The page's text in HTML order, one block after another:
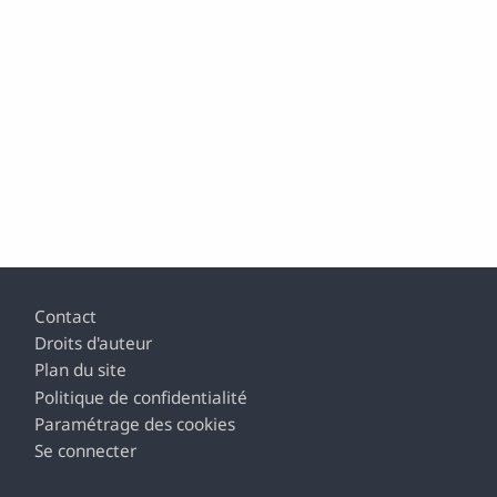
Footer
Contact
Droits d'auteur
Plan du site
Politique de confidentialité
Paramétrage des cookies
Se connecter